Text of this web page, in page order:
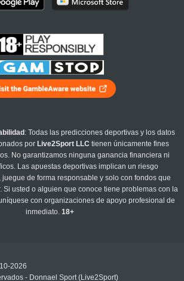
: Todas las predicciones deportivas y los datos
por Live2Sport LLC tienen únicamente fines
No garantizamos ninguna ganancia financiera ni
Las apuestas deportivas implican un riesgo
juegue de forma responsable y solo con fondos que
Si usted o alguien que conoce tiene problemas con la
con organizaciones de apoyo profesional de
inmediato.18+
2026
- Donnael Sport (Live2Sport)